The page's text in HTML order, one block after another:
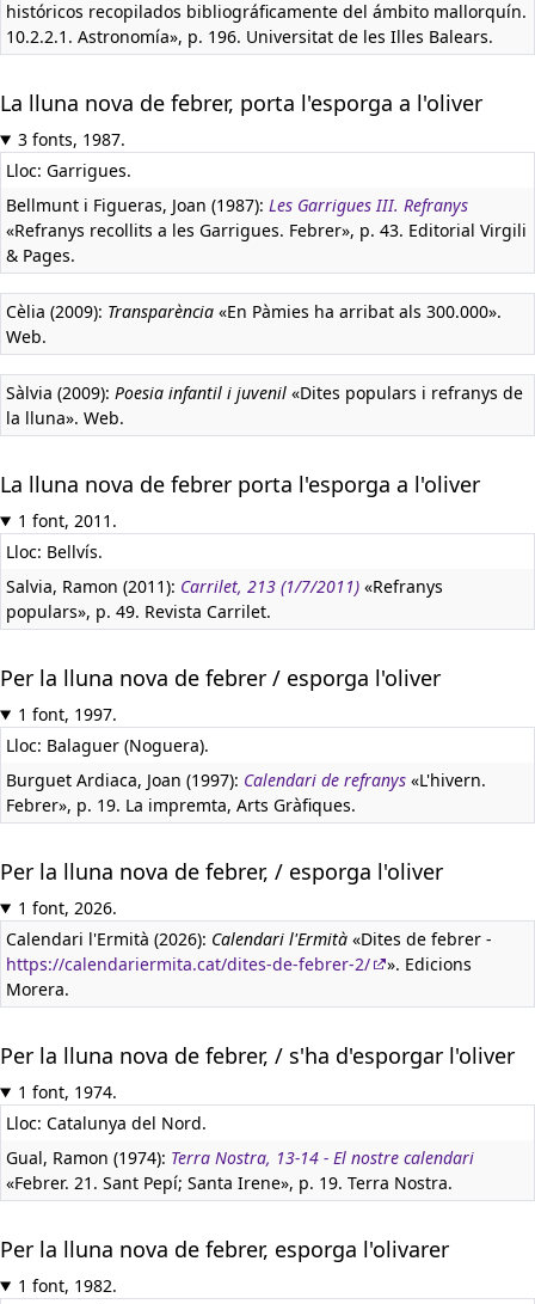
históricos recopilados bibliográficamente del ámbito mallorquín.
10.2.2.1. Astronomía», p. 196. Universitat de les Illes Balears.
La lluna nova de febrer, porta l'esporga a l'oliver
3 fonts, 1987.
Lloc: Garrigues.
Bellmunt i Figueras, Joan (1987): Les Garrigues III. Refranys
«Refranys recollits a les Garrigues. Febrer», p. 43. Editorial Virgili
& Pages.
Cèlia (2009): Transparència «En Pàmies ha arribat als 300.000».
Web.
Sàlvia (2009): Poesia infantil i juvenil «Dites populars i refranys de
la lluna». Web.
La lluna nova de febrer porta l'esporga a l'oliver
1 font, 2011.
Lloc: Bellvís.
Salvia, Ramon (2011): Carrilet, 213 (1/7/2011) «Refranys
populars», p. 49. Revista Carrilet.
Per la lluna nova de febrer / esporga l'oliver
1 font, 1997.
Lloc: Balaguer (Noguera).
Burguet Ardiaca, Joan (1997): Calendari de refranys «L'hivern.
Febrer», p. 19. La impremta, Arts Gràfiques.
Per la lluna nova de febrer, / esporga l'oliver
1 font, 2026.
Calendari l'Ermità (2026): Calendari l'Ermità «Dites de febrer -
https://calendariermita.cat/dites-de-febrer-2/
». Edicions
Morera.
Per la lluna nova de febrer, / s'ha d'esporgar l'oliver
1 font, 1974.
Lloc: Catalunya del Nord.
Gual, Ramon (1974): Terra Nostra, 13-14 - El nostre calendari
«Febrer. 21. Sant Pepí; Santa Irene», p. 19. Terra Nostra.
Per la lluna nova de febrer, esporga l'olivarer
1 font, 1982.